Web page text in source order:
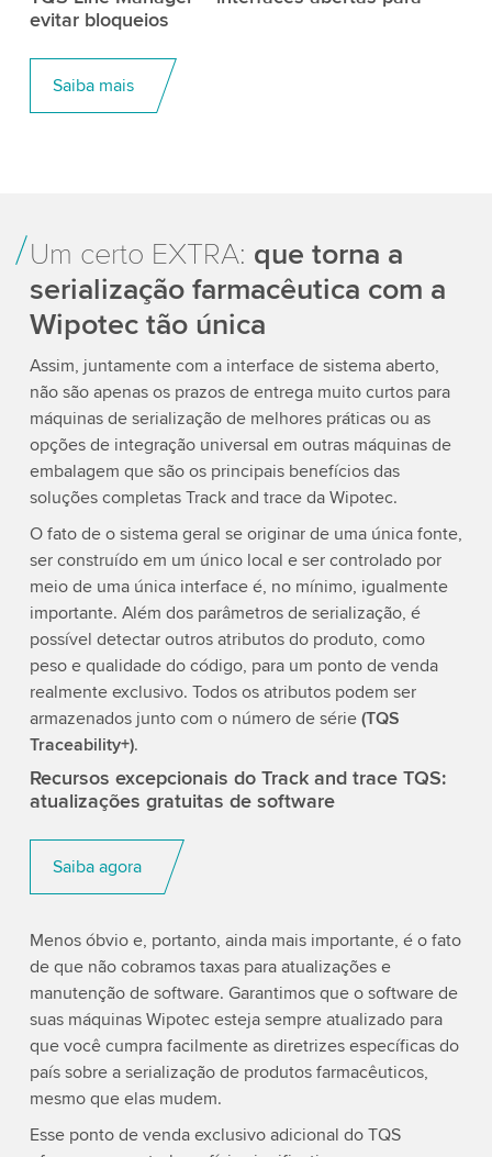
evitar bloqueios
Saiba mais
Um certo EXTRA: que torna a
serialização farmacêutica com a
Wipotec tão única
Assim, juntamente com a interface de sistema aberto,
não são apenas os prazos de entrega muito curtos para
máquinas de serialização de melhores práticas ou as
opções de integração universal em outras máquinas de
embalagem que são os principais benefícios das
soluções completas Track and trace da Wipotec.
O fato de o sistema geral se originar de uma única fonte,
ser construído em um único local e ser controlado por
meio de uma única interface é, no mínimo, igualmente
importante. Além dos parâmetros de serialização, é
possível detectar outros atributos do produto, como
peso e qualidade do código, para um ponto de venda
realmente exclusivo. Todos os atributos podem ser
armazenados junto com o número de série (TQS
Traceability+).
Recursos excepcionais do Track and trace TQS:
atualizações gratuitas de software
Saiba agora
Menos óbvio e, portanto, ainda mais importante, é o fato
de que não cobramos taxas para atualizações e
manutenção de software. Garantimos que o software de
suas máquinas Wipotec esteja sempre atualizado para
que você cumpra facilmente as diretrizes específicas do
país sobre a serialização de produtos farmacêuticos,
mesmo que elas mudem.
Esse ponto de venda exclusivo adicional do TQS